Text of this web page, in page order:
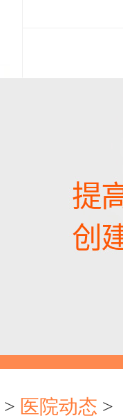
> 医院动态 >